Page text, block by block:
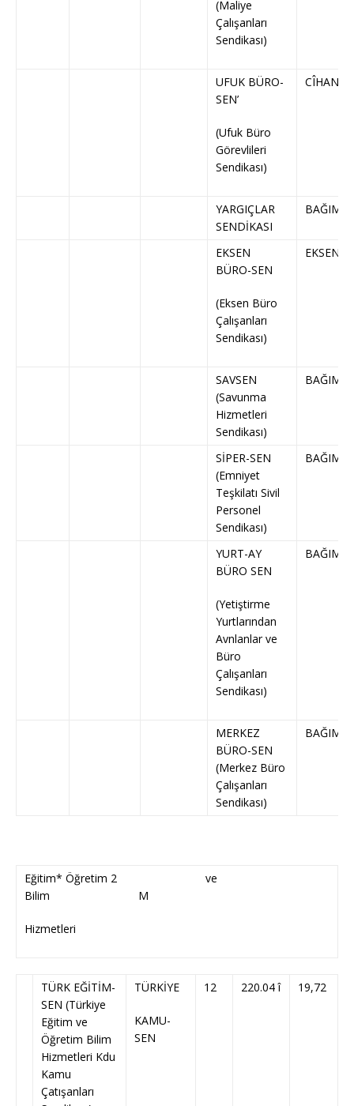
(Maliye
Çalışanları
Sendikası)
UFUK BÜRO-
SEN’
(Ufuk Büro
Görevlileri
Sendikası)
CÎHAN-
YARGIÇLAR
SENDİKASI
EKSEN
BÜRO-SEN
(Eksen Büro
Çalışanları
Sendikası)
EKSEN
SAVSEN
(Savunma
Hizmetleri
Sendikası)
SİPER-SEN
(Emniyet
Teşkilatı Sivil
Personel
Sendikası)
YURT-AY
BÜRO SEN
(Yetiştirme
Yurtlarından
Avnlanlar ve
Büro
Çalışanları
Sendikası)
MERKEZ
BÜRO-SEN
(Merkez Büro
Çalışanları
Sendikası)
Eğitim* Öğretim 2 ve
Bilim M
Hizmetleri
TÜRK EĞİTİM-
SEN (Türkiye
Eğitim ve
Öğretim Bilim
Hizmetleri Kdu
Kamu
Çatışanları
TÜRKİYE
KAMU-
SEN
12 220.04 î 19,72